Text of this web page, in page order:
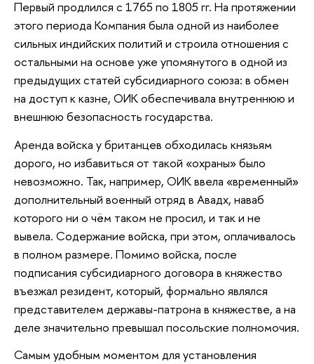
Первый продлился с 1765 по 1805 гг. На протяжении
этого периода Компания была одной из наиболее
сильных индийских политий и строила отношения с
остальными на основе уже упомянутого в одной из
предыдущих статей субсидиарного союза: в обмен
на доступ к казне, ОИК обеспечивала внутреннюю и
внешнюю безопасность государства.
Аренда войска у британцев обходилась князьям
дорого, но избавиться от такой «охраны» было
невозможно. Так, например, ОИК ввела «временный»
дополнительный военный отряд в Авадх, наваб
которого ни о чём таком не просил, и так и не
вывела. Содержание войска, при этом, оплачивалось
в полном размере. Помимо войска, после
подписания субсидиарного договора в княжество
въезжал резидент, который, формально являлся
представителем державы-патрона в княжестве, а на
деле значительно превышал посольские полномочия.
Самым удобным моментом для установления